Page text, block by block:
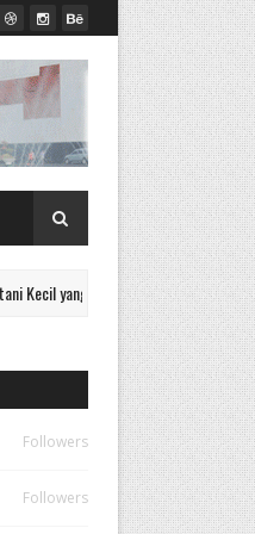
Berharap Keadilan Usai Kebunnya
Followers
Followers